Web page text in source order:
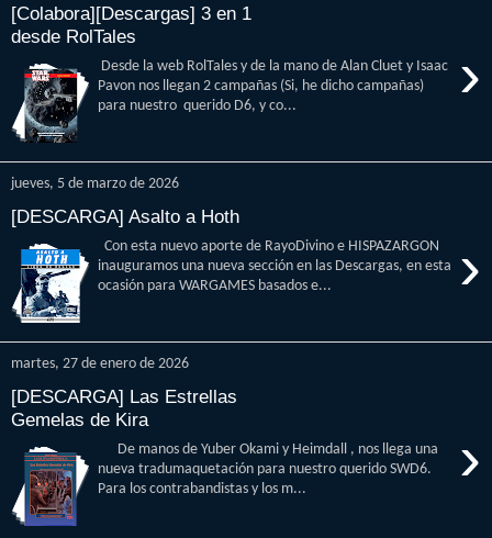
[Colabora][Descargas] 3 en 1
desde RolTales
›
Desde la web RolTales y de la mano de Alan Cluet y Isaac
Pavon nos llegan 2 campañas (Si, he dicho campañas)
para nuestro querido D6, y co...
jueves, 5 de marzo de 2026
[DESCARGA] Asalto a Hoth
›
Con esta nuevo aporte de RayoDivino e HISPAZARGON
inauguramos una nueva sección en las Descargas, en esta
ocasión para WARGAMES basados e...
martes, 27 de enero de 2026
[DESCARGA] Las Estrellas
Gemelas de Kira
›
De manos de Yuber Okami y Heimdall , nos llega una
nueva tradumaquetación para nuestro querido SWD6.
Para los contrabandistas y los m...